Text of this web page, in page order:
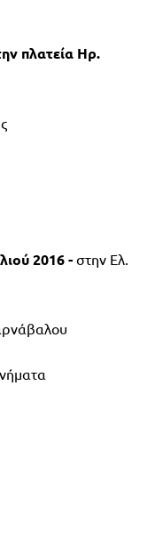
πλατεία Ηρ.
2016 - στην Ελ.